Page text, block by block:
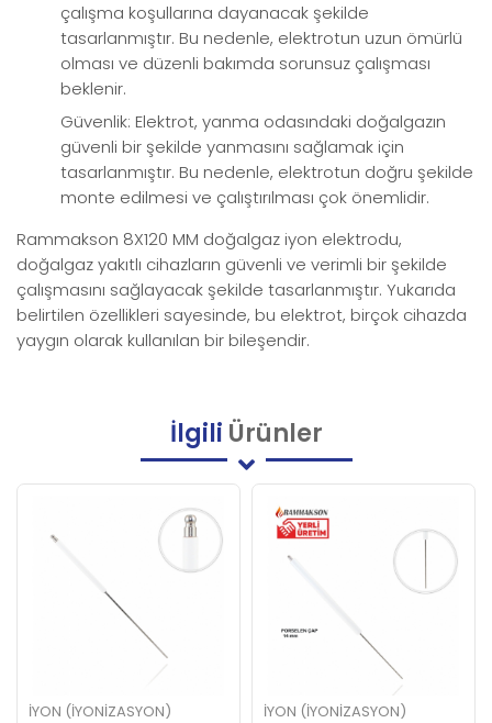
çalışma koşullarına dayanacak şekilde
tasarlanmıştır. Bu nedenle, elektrotun uzun ömürlü
olması ve düzenli bakımda sorunsuz çalışması
beklenir.
Güvenlik: Elektrot, yanma odasındaki doğalgazın
güvenli bir şekilde yanmasını sağlamak için
tasarlanmıştır. Bu nedenle, elektrotun doğru şekilde
monte edilmesi ve çalıştırılması çok önemlidir.
Rammakson 8X120 MM doğalgaz iyon elektrodu,
doğalgaz yakıtlı cihazların güvenli ve verimli bir şekilde
çalışmasını sağlayacak şekilde tasarlanmıştır. Yukarıda
belirtilen özellikleri sayesinde, bu elektrot, birçok cihazda
yaygın olarak kullanılan bir bileşendir.
İlgili Ürünler
İYON (İYONIZASYON)
İYON (İYONIZASYON)